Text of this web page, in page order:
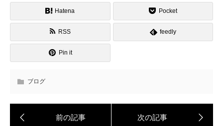
Hatena Pocket
RSS feedly
Pin it
ブログ